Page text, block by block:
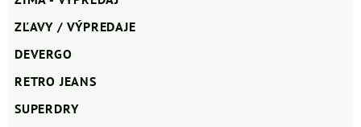
ZĽAVY / VÝPREDAJE
DEVERGO
RETRO JEANS
SUPERDRY